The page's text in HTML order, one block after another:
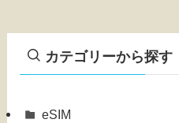
カテゴリーから探す
eSIM